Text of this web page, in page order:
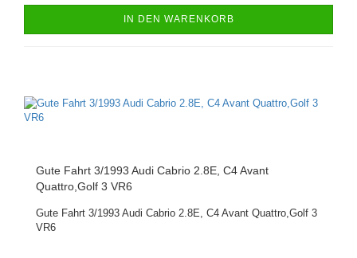
IN DEN WARENKORB
Gute Fahrt 3/1993 Audi Cabrio 2.8E, C4 Avant
Quattro,Golf 3 VR6
Gute Fahrt 3/1993 Audi Cabrio 2.8E, C4 Avant Quattro,Golf 3
VR6